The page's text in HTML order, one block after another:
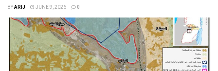
BYARIJ JUNE 9, 2026 0